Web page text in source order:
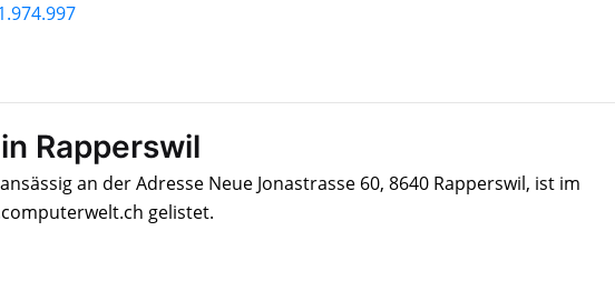
Rapperswil
an der Adresse Neue Jonastrasse 60, 8640 Rapperswil, ist im
gelistet.